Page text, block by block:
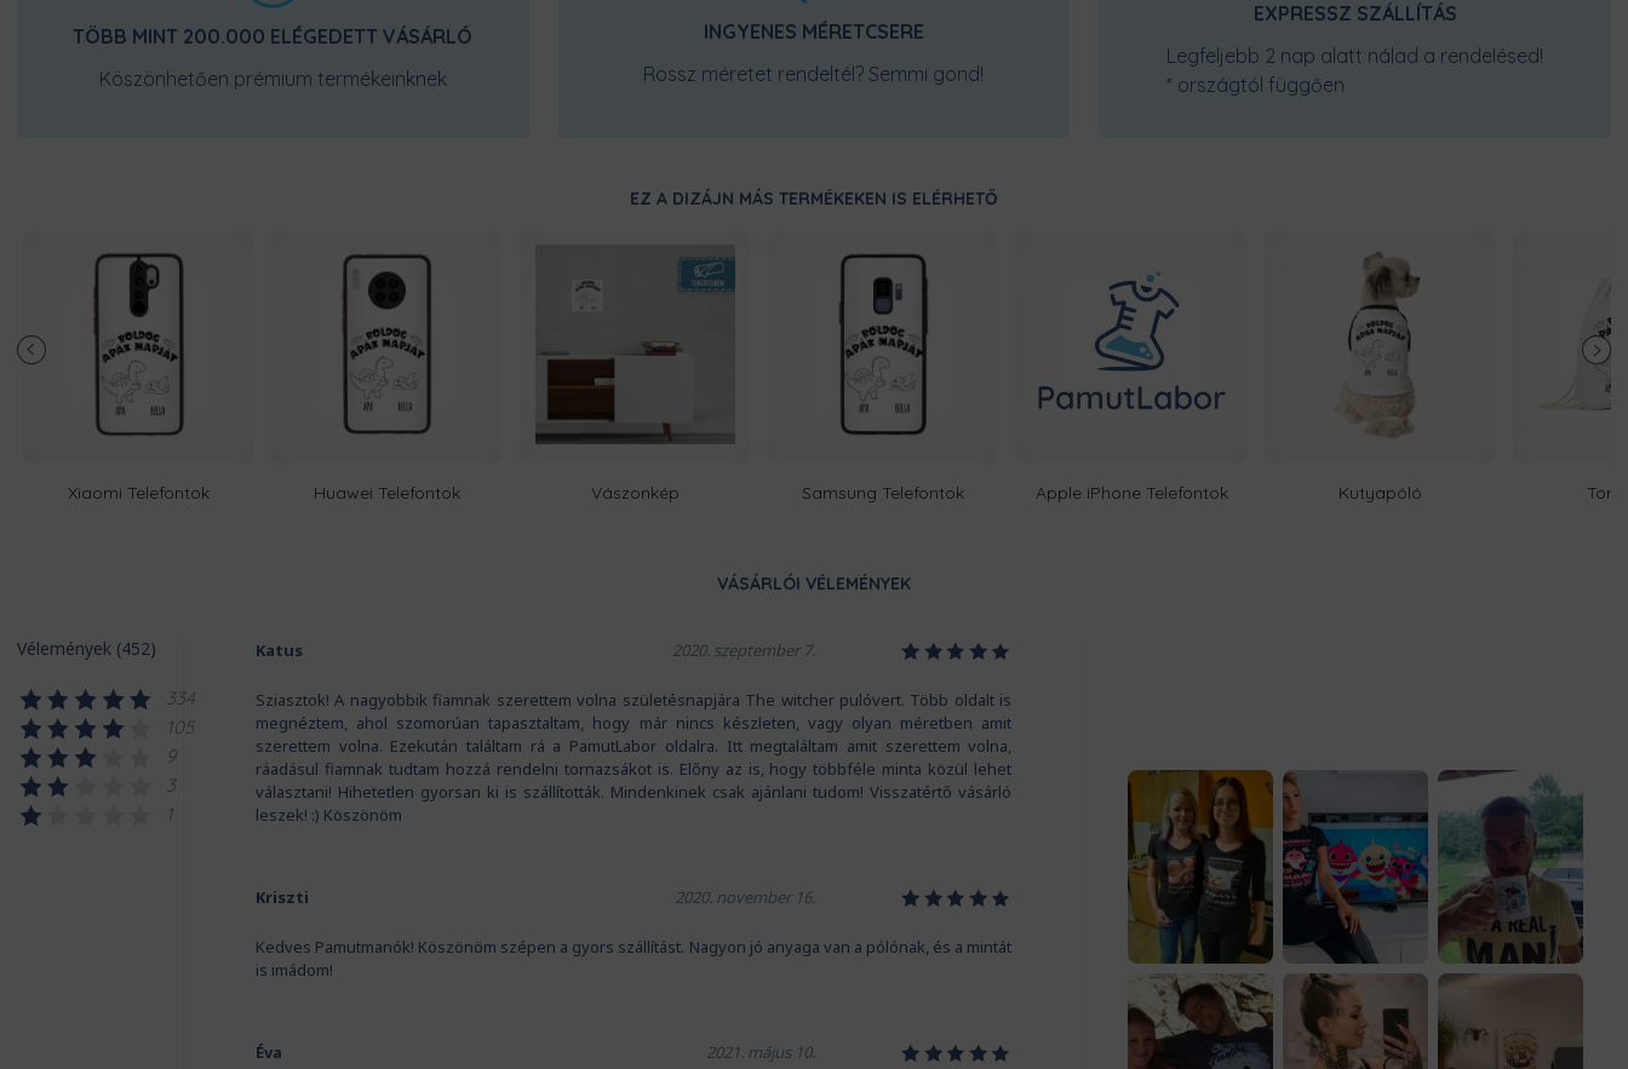
TÖBB MINT 200.000 ELÉGEDETT VÁSÁRLÓ
Köszönhetően prémium termékeinknek
INGYENES MÉRETCSERE
Rossz méretet rendeltél? Semmi gond!
EXPRESSZ SZÁLLÍTÁS
Legfeljebb 2 nap alatt nálad a rendelésed!
* országtól függően
EZ A DIZÁJN MÁS TERMÉKEKEN IS ELÉRHETŐ
Xiaomi Telefontok Huawei Telefontok Vászonkép Samsung Telefontok Apple iPhone Telefontok Kutyapóló
VÁSÁRLÓI VÉLEMÉNYEK
Vélemények (452)
334
105
9
3
1
Katus 2020. szeptember 7. 12345
Sziasztok! A nagyobbik fiamnak szerettem volna születésnapjára The witcher pulóvert. Több oldalt is
megnéztem, ahol szomorúan tapasztaltam, hogy már nincs készleten, vagy olyan méretben amit
szerettem volna. Ezekután találtam rá a PamutLabor oldalra. Itt megtaláltam amit szerettem volna,
ráadásul fiamnak tudtam hozzá rendelni tornazsákot is. Előny az is, hogy többféle minta közül lehet
választani! Hihetetlen gyorsan ki is szállították. Mindenkinek csak ajánlani tudom! Visszatértő vásárló
leszek! :) Köszönöm
Kriszti 2020. november 16. 12345
Kedves Pamutmanók! Köszönöm szépen a gyors szállítást. Nagyon jó anyaga van a pólónak, és a mintát
is imádom!
Éva 2021. május 10. 12345